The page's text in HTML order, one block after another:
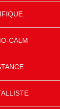
CALM